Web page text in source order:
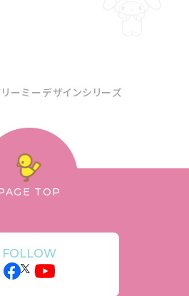
ーミーデザインシリーズ
TOP
FOLLOW